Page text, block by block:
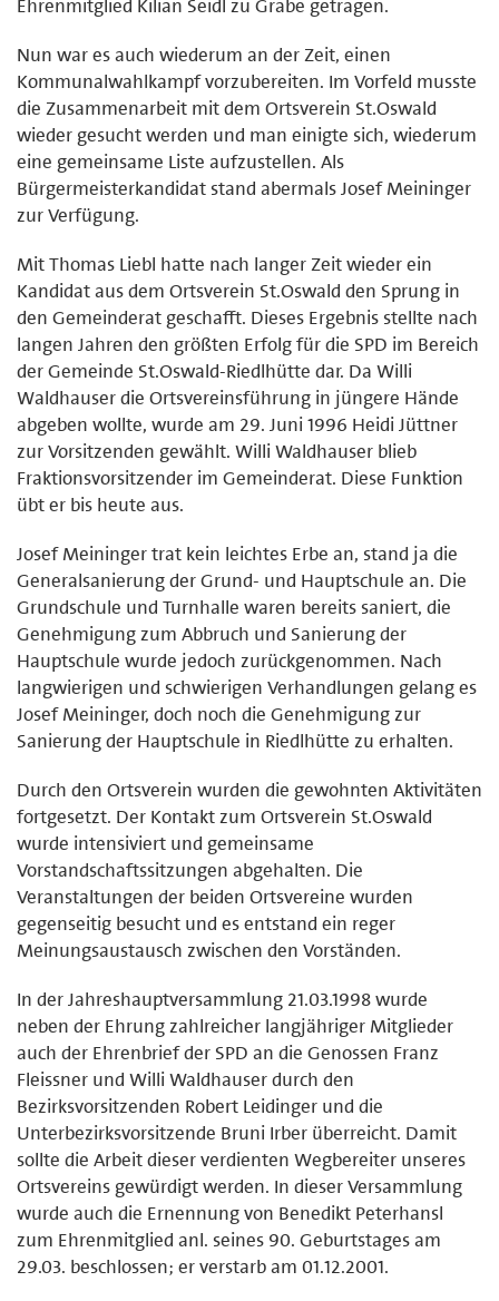
Ehrenmitglied Kilian Seidl zu Grabe getragen.
Nun war es auch wiederum an der Zeit, einen
Kommunalwahlkampf vorzubereiten. Im Vorfeld musste
die Zusammenarbeit mit dem Ortsverein St.Oswald
wieder gesucht werden und man einigte sich, wiederum
eine gemeinsame Liste aufzustellen. Als
Bürgermeisterkandidat stand abermals Josef Meininger
zur Verfügung.
Mit Thomas Liebl hatte nach langer Zeit wieder ein
Kandidat aus dem Ortsverein St.Oswald den Sprung in
den Gemeinderat geschafft. Dieses Ergebnis stellte nach
langen Jahren den größten Erfolg für die SPD im Bereich
der Gemeinde St.Oswald-Riedlhütte dar. Da Willi
Waldhauser die Ortsvereinsführung in jüngere Hände
abgeben wollte, wurde am 29. Juni 1996 Heidi Jüttner
zur Vorsitzenden gewählt. Willi Waldhauser blieb
Fraktionsvorsitzender im Gemeinderat. Diese Funktion
übt er bis heute aus.
Josef Meininger trat kein leichtes Erbe an, stand ja die
Generalsanierung der Grund- und Hauptschule an. Die
Grundschule und Turnhalle waren bereits saniert, die
Genehmigung zum Abbruch und Sanierung der
Hauptschule wurde jedoch zurückgenommen. Nach
langwierigen und schwierigen Verhandlungen gelang es
Josef Meininger, doch noch die Genehmigung zur
Sanierung der Hauptschule in Riedlhütte zu erhalten.
Durch den Ortsverein wurden die gewohnten Aktivitäten
fortgesetzt. Der Kontakt zum Ortsverein St.Oswald
wurde intensiviert und gemeinsame
Vorstandschaftssitzungen abgehalten. Die
Veranstaltungen der beiden Ortsvereine wurden
gegenseitig besucht und es entstand ein reger
Meinungsaustausch zwischen den Vorständen.
In der Jahreshauptversammlung 21.03.1998 wurde
neben der Ehrung zahlreicher langjähriger Mitglieder
auch der Ehrenbrief der SPD an die Genossen Franz
Fleissner und Willi Waldhauser durch den
Bezirksvorsitzenden Robert Leidinger und die
Unterbezirksvorsitzende Bruni Irber überreicht. Damit
sollte die Arbeit dieser verdienten Wegbereiter unseres
Ortsvereins gewürdigt werden. In dieser Versammlung
wurde auch die Ernennung von Benedikt Peterhansl
zum Ehrenmitglied anl. seines 90. Geburtstages am
29.03. beschlossen; er verstarb am 01.12.2001.